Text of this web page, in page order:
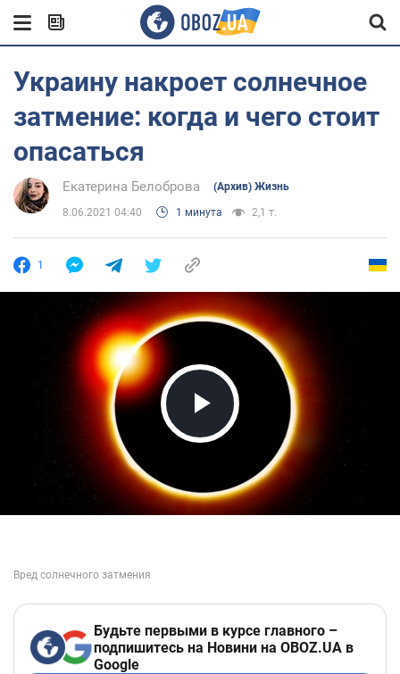
Украину накроет солнечное
затмение: когда и чего стоит
опасаться
Екатерина Белоброва (Архив) Жизнь
8.06.2021 04:40 1 минута 2,1 т.
1
Play Video
Будьте первыми в курсе главного –
подпишитесь на Новини на OBOZ.UA в
Google